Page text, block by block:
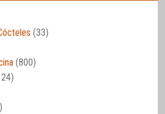
(33)
(800)